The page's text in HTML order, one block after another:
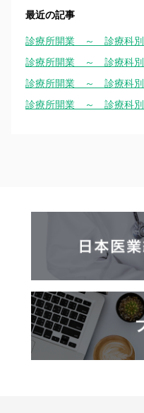
最近の記事
診療所開業 ～ 診療科別
診療所開業 ～ 診療科別
診療所開業 ～ 診療科別
診療所開業 ～ 診療科別